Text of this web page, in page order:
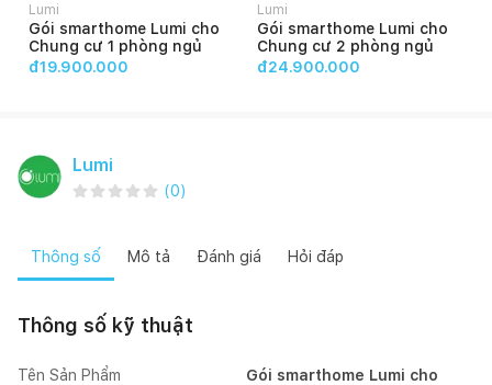
Lumi
Gói smarthome Lumi cho
Chung cư 1 phòng ngủ
đ19.900.000
Lumi
Gói smarthome Lumi cho
Chung cư 2 phòng ngủ
đ24.900.000
Lumi
(0)
Thông số Mô tả Đánh giá Hỏi đáp
Thông số kỹ thuật
Tên Sản Phẩm
Gói smarthome Lumi cho